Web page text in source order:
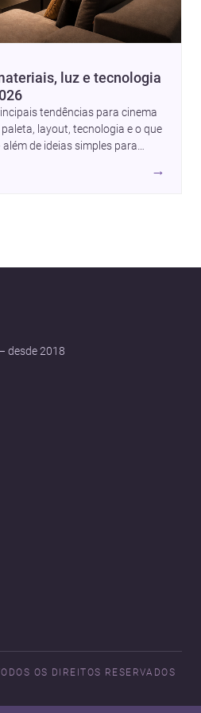
luz e tecnologia
tendências para cinema
layout, tecnologia e o que
de ideias simples para
→
desde 2018
OS DIREITOS RESERVADOS